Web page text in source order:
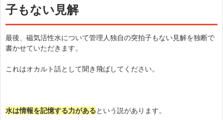
子もない見解
最後、磁気活性水について管理人独自の突拍子もない見解を独断で
書かせていただきます。
これはオカルト話として聞き飛ばしてください。
水は情報を記憶する力があるという説があります。